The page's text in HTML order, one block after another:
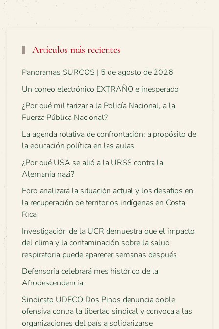
Artículos más recientes
Panoramas SURCOS | 5 de agosto de 2026
Un correo electrónico EXTRAÑO e inesperado
¿Por qué militarizar a la Policía Nacional, a la
Fuerza Pública Nacional?
La agenda rotativa de confrontación: a propósito de
la educación política en las aulas
¿Por qué USA se alió a la URSS contra la
Alemania nazi?
Foro analizará la situación actual y los desafíos en
la recuperación de territorios indígenas en Costa
Rica
Investigación de la UCR demuestra que el impacto
del clima y la contaminación sobre la salud
respiratoria puede aparecer semanas después
Defensoría celebrará mes histórico de la
Afrodescendencia
Sindicato UDECO Dos Pinos denuncia doble
ofensiva contra la libertad sindical y convoca a las
organizaciones del país a solidarizarse